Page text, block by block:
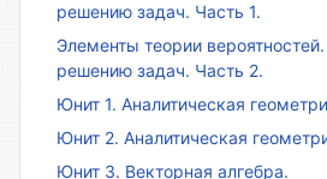
решению задач. Часть 1.
Элементы теории
решению задач. Часть 2.
Юнит 1. Аналитическая
Юнит 2. Аналитическая
Юнит 3. Векторная алгебра.